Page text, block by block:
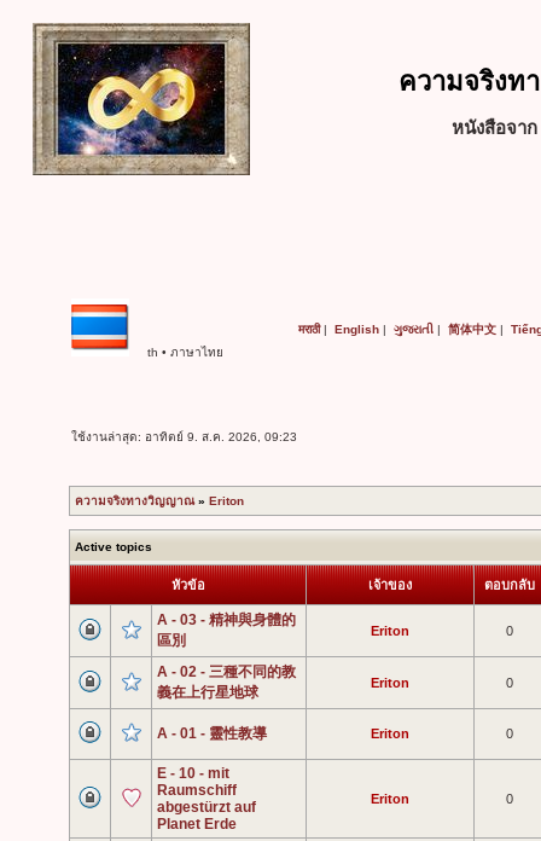
ความจริงท
หนังสือจาก
th • ภาษาไทย
मराठी| English | ગુજરાતી | 简体中文 |
ใช้งานล่าสุด: อาทิตย์ 9. ส.ค. 2026, 09:23
ความจริงทางวิญญาณ» Eriton
Active topics
หัวข้อ เจ้าของ ตอบกลับ
A - 03 - 精神與身體的
區別
Eriton 0
A - 02 - 三種不同的教
義在上行星地球
Eriton 0
A - 01 - 靈性教導 Eriton 0
E - 10 - mit
Raumschiff
abgestürzt auf
Planet Erde
Eriton 0